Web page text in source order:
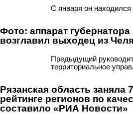
С января он
Фото: аппарат
возглавил выходец из
Предыдущий
территориальное
Рязанская область заняла
рейтинге регионов по
составило «РИА Новости»